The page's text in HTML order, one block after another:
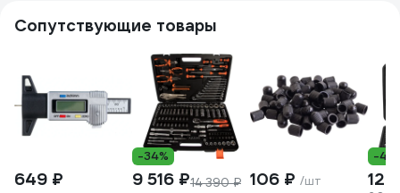
Сопутствующие товары
649 ₽
-34%
9 516 ₽14 390 ₽ 106 ₽ /шт
-
12